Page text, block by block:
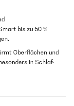
bis zu 50 %
Oberflächen und
in Schlaf-